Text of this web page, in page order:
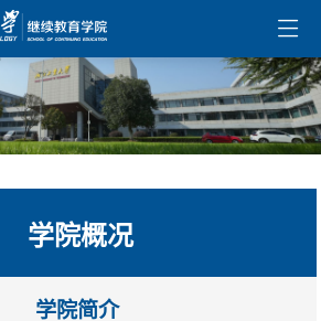
学院概况
学院简介